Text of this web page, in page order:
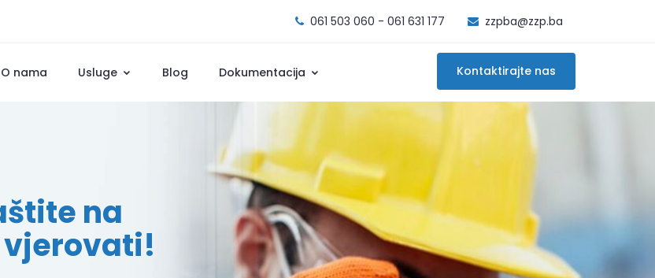
061 503 060 - 061 631 177 zzpba@zzp.ba
O nama Usluge Blog Dokumentacija Kontaktirajte nas
na
vjerovati!